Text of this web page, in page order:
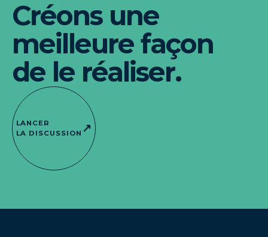
Créons une
meilleure façon
de le réaliser.
LANCER
LA DISCUSSION ↗